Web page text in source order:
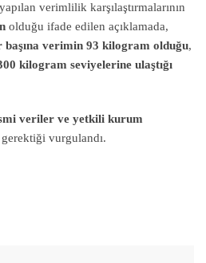
verimlilik karşılaştırmalarının
olduğu ifade edilen açıklamada,
başına verimin 93 kilogram olduğu,
kilogram seviyelerine ulaştığı
veriler ve yetkili kurum
gerektiği vurgulandı.